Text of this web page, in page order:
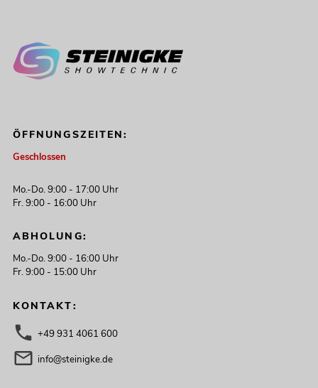
ÖFFNUNGSZEITEN:
Geschlossen
Mo.-Do. 9:00 - 17:00 Uhr
Fr. 9:00 - 16:00 Uhr
ABHOLUNG:
Mo.-Do. 9:00 - 16:00 Uhr
Fr. 9:00 - 15:00 Uhr
KONTAKT:
+49 931 4061 600
info@steinigke.de